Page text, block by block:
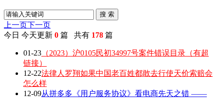
搜 索
上一页下一页
今日 今天更新 0 篇 共有 178 篇
01-23 （2023）沪0105民初34997号案件错误目录（有超
链接）
12-22法律人罗翔如果中国老百姓都敢去行使天价索赔会
怎么样
12-09从拼多多《用户服务协议》看电商先天之错 ——